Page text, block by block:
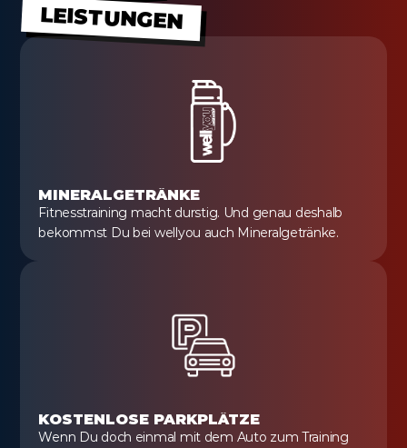
LEISTUNGEN
MINERALGETRÄNKE
Fitnesstraining macht durstig. Und genau deshalb
bekommst Du bei wellyou auch Mineralgetränke.
KOSTENLOSE PARKPLÄTZE
Wenn Du doch einmal mit dem Auto zum Training